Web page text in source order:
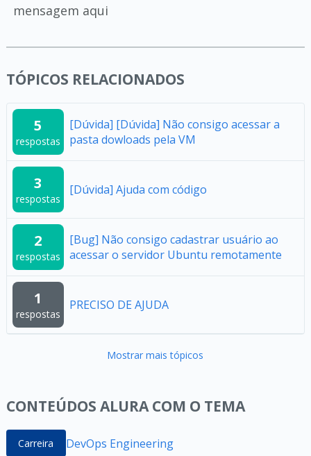
mensagem aqui
TÓPICOS RELACIONADOS
5
respostas
[Dúvida] [Dúvida] Não consigo acessar a
pasta dowloads pela VM
3
respostas
[Dúvida] Ajuda com código
2
respostas
[Bug] Não consigo cadastrar usuário ao
acessar o servidor Ubuntu remotamente
1
respostas
PRECISO DE AJUDA
Mostrar mais tópicos
CONTEÚDOS ALURA COM O TEMA
Carreira DevOps Engineering